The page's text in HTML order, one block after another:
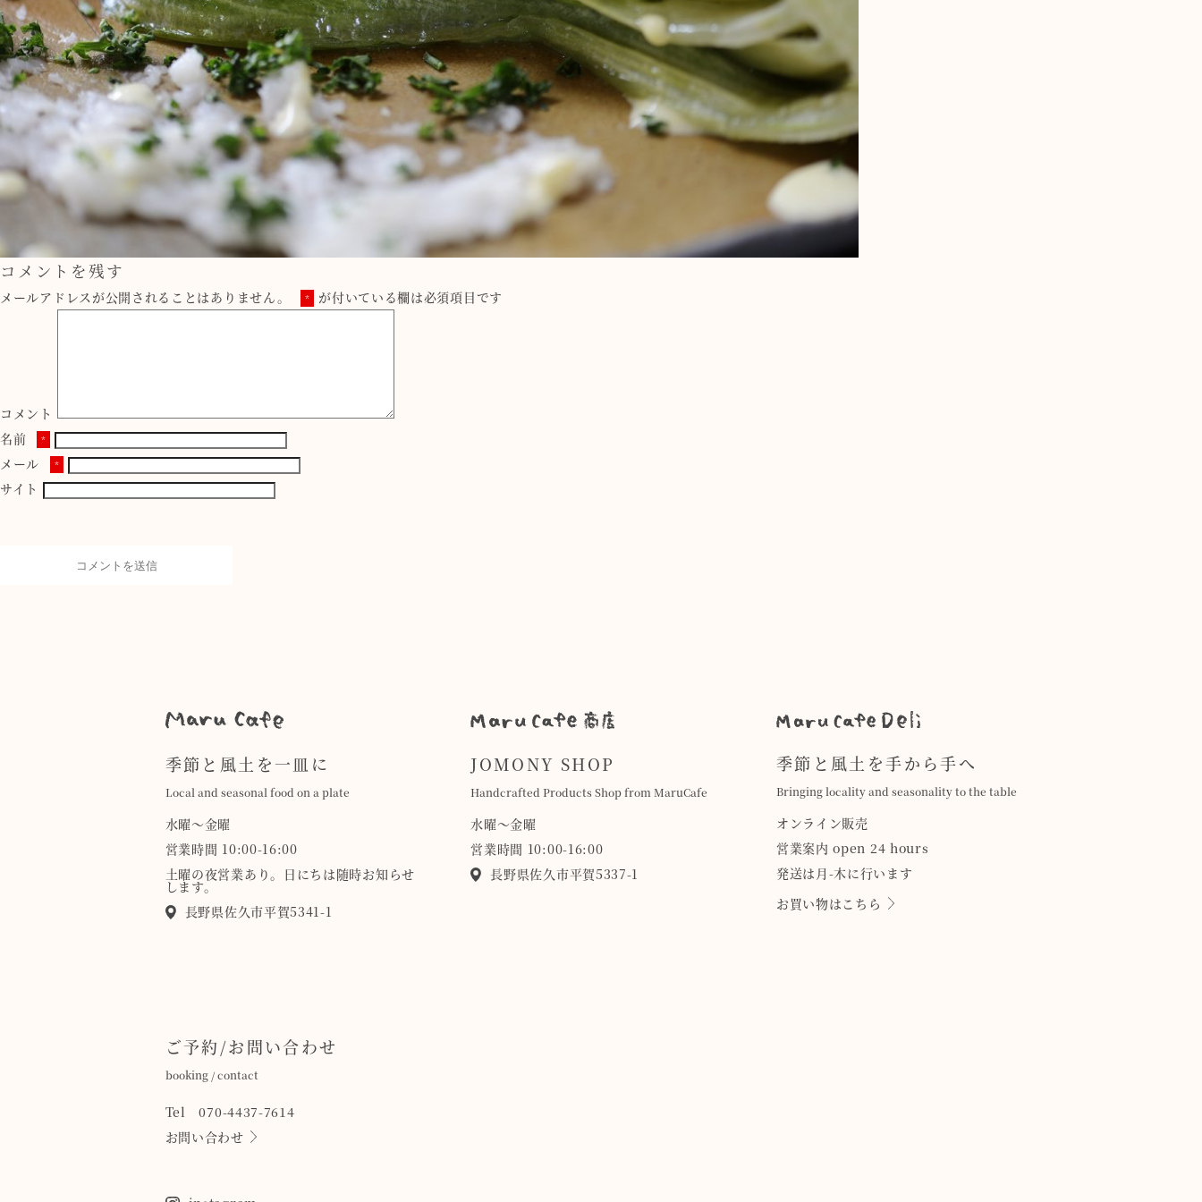
コメントを残す
メールアドレスが公開されることはありません。 * が付いている欄は必須項目です
コメント
名前
*
メール *
サイト
季節と風土を一皿に
Local and seasonal food on a plate
水曜〜金曜
営業時間 10:00-16:00
土曜の夜営業あり。日にちは随時お知らせ
します。
長野県佐久市平賀5341-1
JOMONY SHOP
Handcrafted Products Shop from MaruCafe
水曜〜金曜
営業時間 10:00-16:00
長野県佐久市平賀5337-1
季節と風土を手から手へ
Bringing locality and seasonality to the table
オンライン販売
営業案内 open 24 hours
発送は月-木に行います
お買い物はこちら
ご予約/お問い合わせ
booking / contact
Tel 070-4437-7614
お問い合わせ